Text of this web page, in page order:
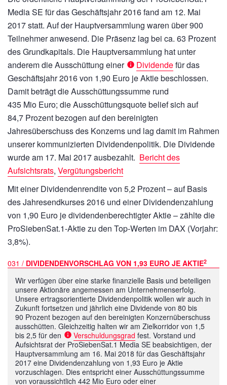
Media SE für das Geschäftsjahr 2016 fand am 12. Mai
2017 statt. Auf der Hauptversammlung waren über 900
Teilnehmer anwesend. Die Präsenz lag bei ca. 63 Prozent
des Grundkapitals. Die Hauptversammlung hat unter
anderem die Ausschüttung einer
Dividendefür das
Geschäftsjahr 2016 von 1,90 Euro je Aktie beschlossen.
Damit beträgt die Ausschüttungssumme rund
435 Mio Euro; die Ausschüttungsquote belief sich auf
84,7 Prozent bezogen auf den bereinigten
Jahresüberschuss des Konzerns und lag damit im Rahmen
unserer kommunizierten Dividendenpolitik. Die Dividende
wurde am 17. Mai 2017 ausbezahlt. Bericht des
Aufsichtsrats, Vergütungsbericht
Mit einer Dividendenrendite von 5,2 Prozent – auf Basis
des Jahresendkurses 2016 und einer Dividendenzahlung
von 1,90 Euro je dividendenberechtigter Aktie – zählte die
ProSiebenSat.1-Aktie zu den Top-Werten im DAX (Vorjahr:
3,8%).
031 / DIVIDENDENVORSCHLAG VON 1,93 EURO JE AKTIE2
Wir verfügen über eine starke finanzielle Basis und beteiligen
unsere Aktionäre angemessen am Unternehmenserfolg.
Unsere ertragsorientierte Dividendenpolitik wollen wir auch in
Zukunft fortsetzen und jährlich eine Dividende von 80 bis
90 Prozent bezogen auf den bereinigten Konzernüberschuss
ausschütten. Gleichzeitig halten wir am Zielkorridor von 1,5
bis 2,5 für den
Verschuldungsgrad fest. Vorstand und
Aufsichtsrat der ProSiebenSat.1 Media SE beabsichtigen, der
Hauptversammlung am 16. Mai 2018 für das Geschäftsjahr
2017 eine Dividendenzahlung von 1,93 Euro je Aktie
vorzuschlagen. Dies entspricht einer Ausschüttungssumme
von voraussichtlich 442 Mio Euro oder einer